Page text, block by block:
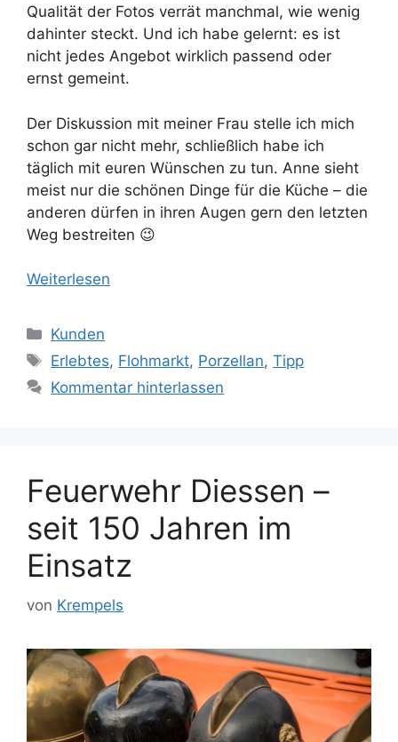
Qualität der Fotos verrät manchmal, wie wenig
dahinter steckt. Und ich habe gelernt: es ist
nicht jedes Angebot wirklich passend oder
ernst gemeint.
Der Diskussion mit meiner Frau stelle ich mich
schon gar nicht mehr, schließlich habe ich
täglich mit euren Wünschen zu tun. Anne sieht
meist nur die schönen Dinge für die Küche – die
anderen dürfen in ihren Augen gern den letzten
Weg bestreiten 😉
Weiterlesen
Kategorien
Kunden
Schlagwörter
Erlebtes, Flohmarkt, Porzellan,Tipp
Kommentar hinterlassen
Feuerwehr Diessen –
seit 150 Jahren im
Einsatz
von Krempels